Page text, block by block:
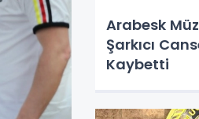
Arabesk
Şarkıcı
Kaybetti